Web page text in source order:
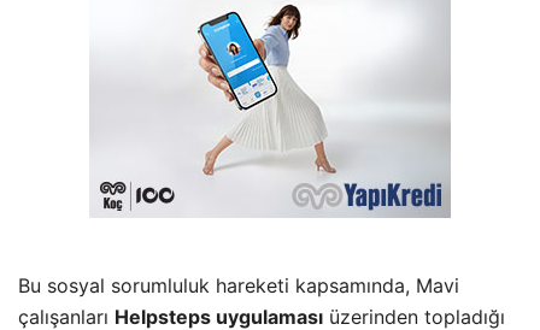
Bu sosyal sorumluluk hareketi kapsamında, Mavi
çalışanları Helpsteps uygulaması üzerinden topladığı